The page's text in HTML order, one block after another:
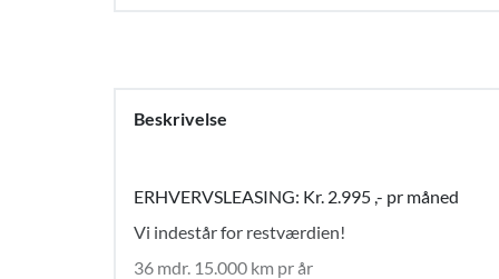
Beskrivelse
ERHVERVSLEASING: Kr. 2.995 ,- pr måned
Vi indestår for restværdien!
36 mdr. 15.000 km pr år